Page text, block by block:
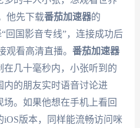
他先下载番茄加速器的
回国影音专线”，连接成功后
观看高清直播。 番茄加速器
几十毫秒内，小张听到的
的朋友实时语音讨论进
。如果他想在手机上看回
iOS版本，同样能流畅访问咪